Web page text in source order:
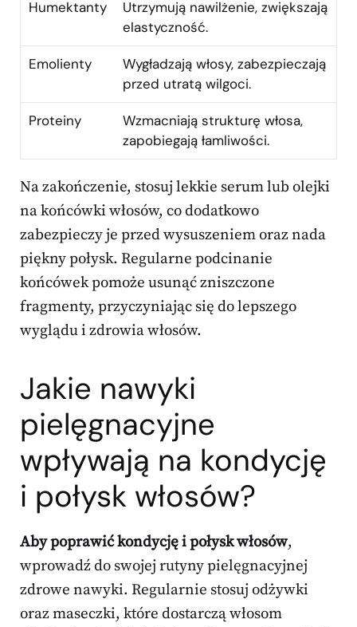
Humektanty
Utrzymują nawilżenie, zwiększają
elastyczność.
Emolienty
Wygładzają włosy, zabezpieczają
przed utratą wilgoci.
Proteiny
Wzmacniają strukturę włosa,
zapobiegają łamliwości.
Na zakończenie, stosuj lekkie serum lub olejki
na końcówki włosów, co dodatkowo
zabezpieczy je przed wysuszeniem oraz nada
piękny połysk. Regularne podcinanie
końcówek pomoże usunąć zniszczone
fragmenty, przyczyniając się do lepszego
wyglądu i zdrowia włosów.
Jakie nawyki
pielęgnacyjne
wpływają na kondycję
i połysk włosów?
Aby poprawić kondycję i połysk włosów,
wprowadź do swojej rutyny pielęgnacyjnej
zdrowe nawyki. Regularnie stosuj odżywki
oraz maseczki, które dostarczą włosom